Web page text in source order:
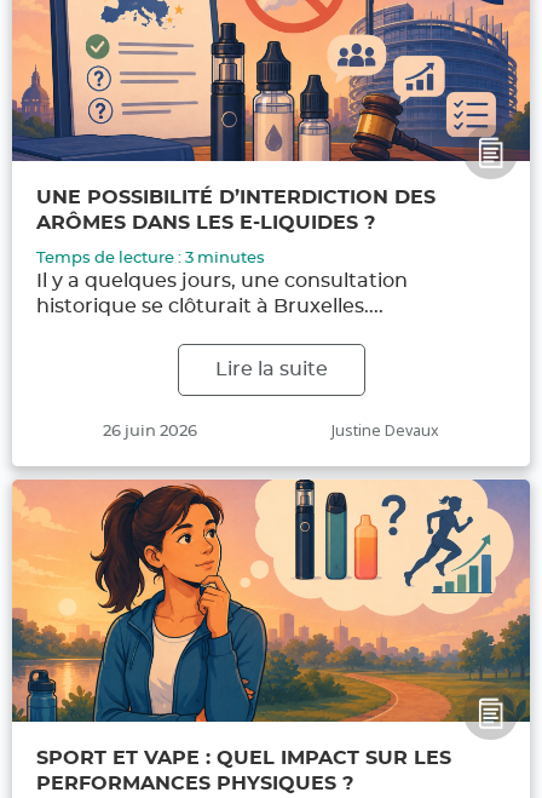
UNE POSSIBILITÉ D’INTERDICTION DES
ARÔMES DANS LES E-LIQUIDES ?
Temps de lecture : 3 minutes
Il y a quelques jours, une consultation
historique se clôturait à Bruxelles....
Lire la suite
Publié
26 juin 2026 Auteur
Justine Devaux
SPORT ET VAPE : QUEL IMPACT SUR LES
PERFORMANCES PHYSIQUES ?